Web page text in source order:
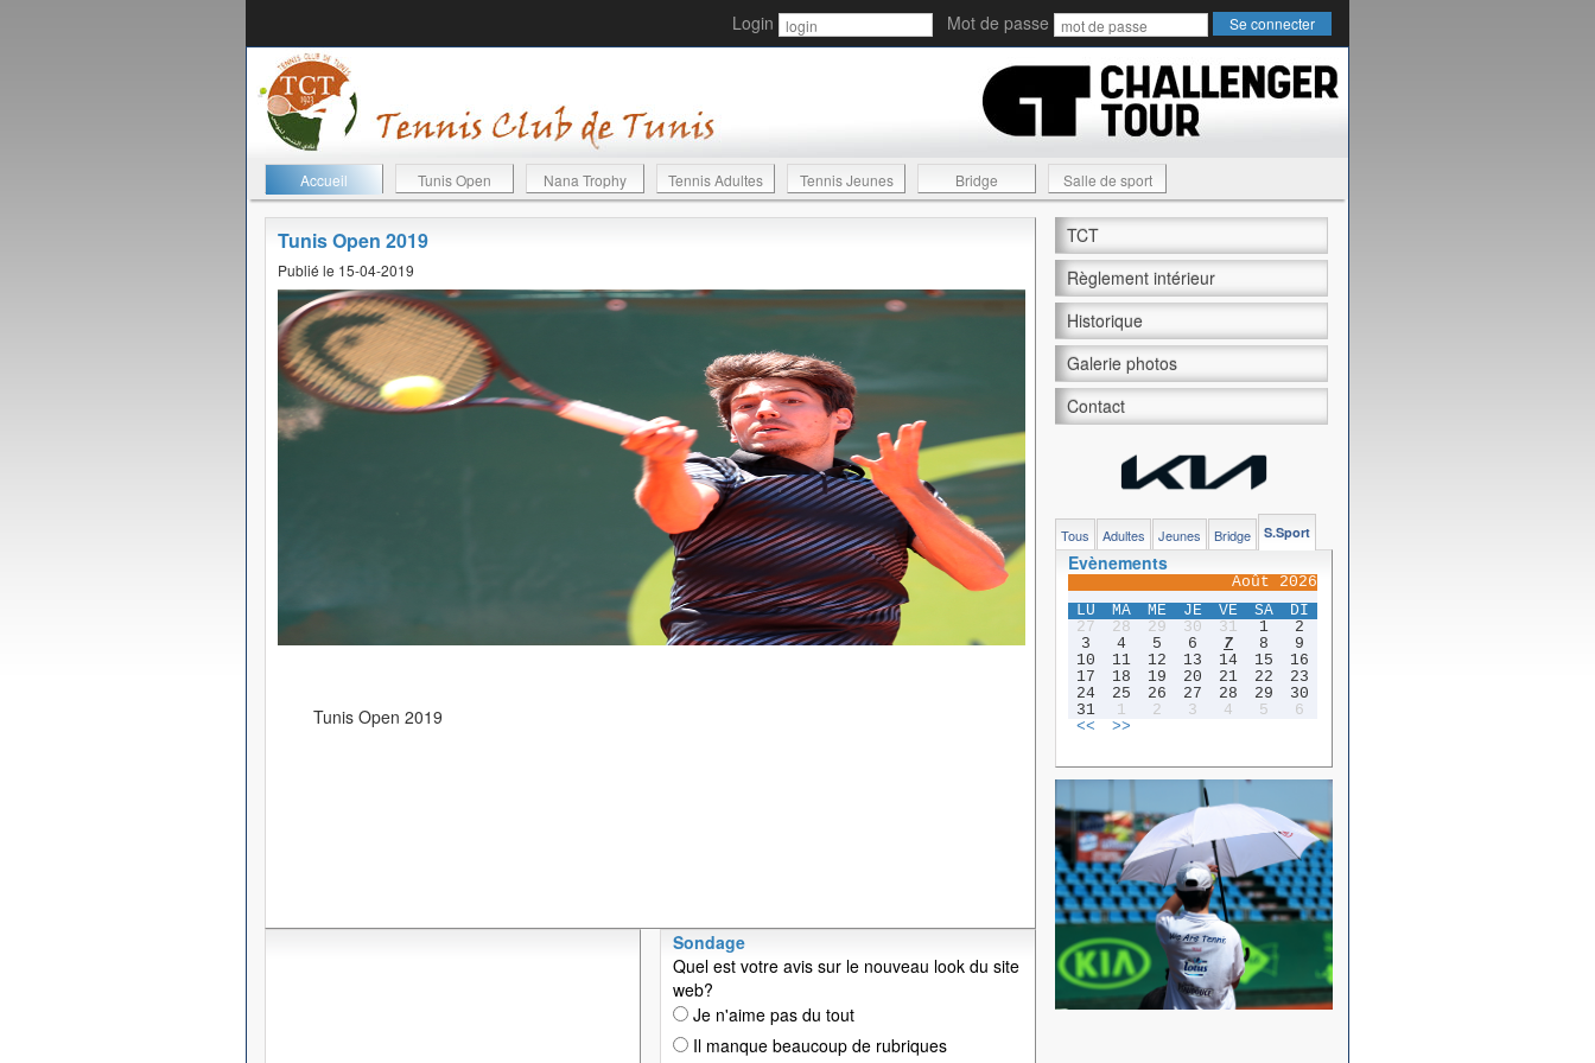
Login Mot de passe
Accueil Tunis Open Nana Trophy Tennis Adultes Tennis Jeunes Bridge Salle de sport
Tunis Open 2019
Publié le 15-04-2019
Tunis Open 2019
Sondage
Quel est votre avis sur le nouveau look du site
web?
Je n'aime pas du tout
Il manque beaucoup de rubriques
TCT
Règlement intérieur
Historique
Galerie photos
Contact
Tous Adultes Jeunes Bridge S.Sport
Evènements
Août 2026
LU
MA ME JE VE SA
DI
27
28 29 30 31 1
2
3
4 5 6 7 8
9
10
11 12 13 14 15
16
17
18 19 20 21 22
23
24
25 26 27 28 29
30
31
1 2 3 4 5
6
<<
>>